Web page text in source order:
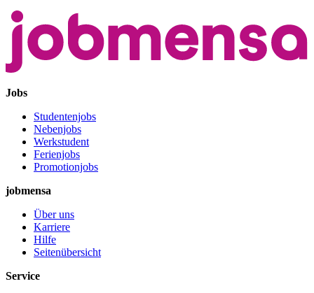
Jobs
Studentenjobs
Nebenjobs
Werkstudent
Ferienjobs
Promotionjobs
jobmensa
Über uns
Karriere
Hilfe
Seitenübersicht
Service